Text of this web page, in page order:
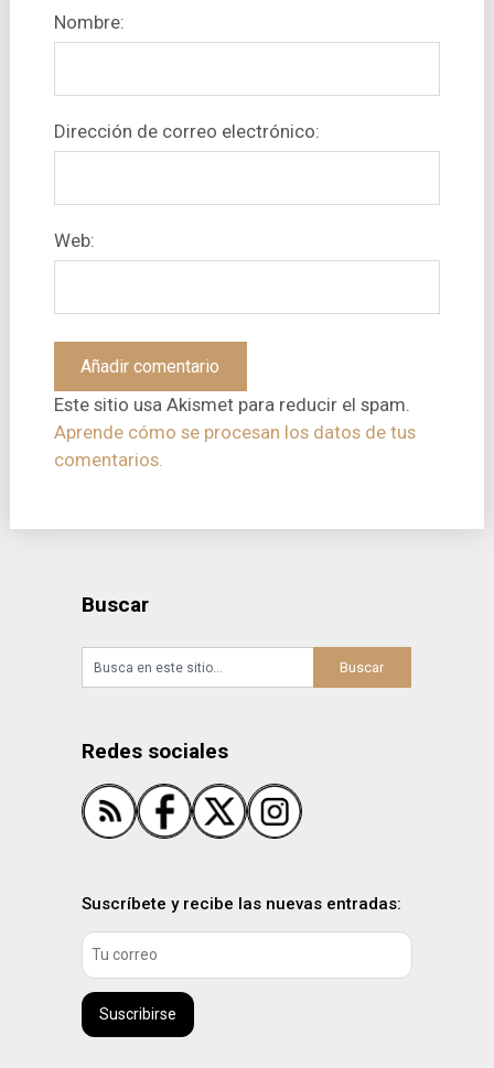
Nombre:
Dirección de correo electrónico:
Web:
Este sitio usa Akismet para reducir el spam.
Aprende cómo se procesan los datos de tus
comentarios.
Buscar
Redes sociales
Suscríbete y recibe las nuevas entradas:
Suscribirse